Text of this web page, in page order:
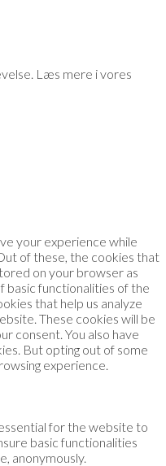
Læs mere i vores
your experience while
of these, the cookies that
on your browser as
basic functionalities of the
that help us analyze
These cookies will be
consent. You also have
But opting out of some
experience.
for the website to
basic functionalities
anonymously.